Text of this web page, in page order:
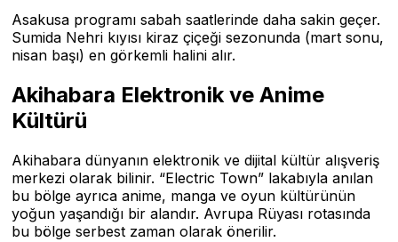
Asakusa programı sabah saatlerinde daha sakin geçer.
Sumida Nehri kıyısı kiraz çiçeği sezonunda (mart sonu,
nisan başı) en görkemli halini alır.
Akihabara Elektronik ve Anime
Kültürü
Akihabara dünyanın elektronik ve dijital kültür alışveriş
merkezi olarak bilinir. “Electric Town” lakabıyla anılan
bu bölge ayrıca anime, manga ve oyun kültürünün
yoğun yaşandığı bir alandır. Avrupa Rüyası rotasında
bu bölge serbest zaman olarak önerilir.